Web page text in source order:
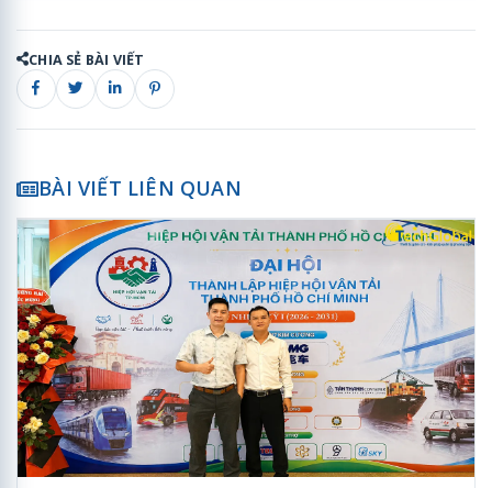
CHIA SẺ BÀI VIẾT
BÀI VIẾT LIÊN QUAN